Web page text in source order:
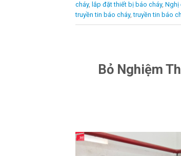
cháy, lắp đặt thiết bị báo cháy, Nghị
truyền tin báo cháy,truyền tin báo
Bỏ Nghiệm